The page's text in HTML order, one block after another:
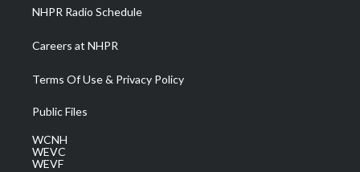
NHPR Radio Schedule
Careers at NHPR
Terms Of Use & Privacy Policy
Public Files
WCNH
WEVC
WEVF